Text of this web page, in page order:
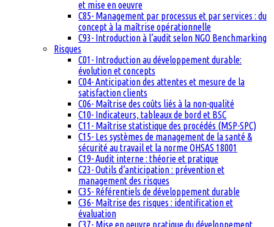
et mise en oeuvre
C85- Management par processus et par services : du
concept à la maîtrise opérationnelle
C93- Introduction à l’audit selon NGO Benchmarking
Risques
C01- Introduction au développement durable:
évolution et concepts
C04- Anticipation des attentes et mesure de la
satisfaction clients
C06- Maîtrise des coûts liés à la non-qualité
C10- Indicateurs, tableaux de bord et BSC
C11- Maîtrise statistique des procédés (MSP-SPC)
C15- Les systèmes de management de la santé &
sécurité au travail et la norme OHSAS 18001
C19- Audit interne : théorie et pratique
C23- Outils d’anticipation : prévention et
management des risques
C35- Référentiels de développement durable
C36- Maîtrise des risques : identification et
évaluation
C37- Mise en oeuvre pratique du développement